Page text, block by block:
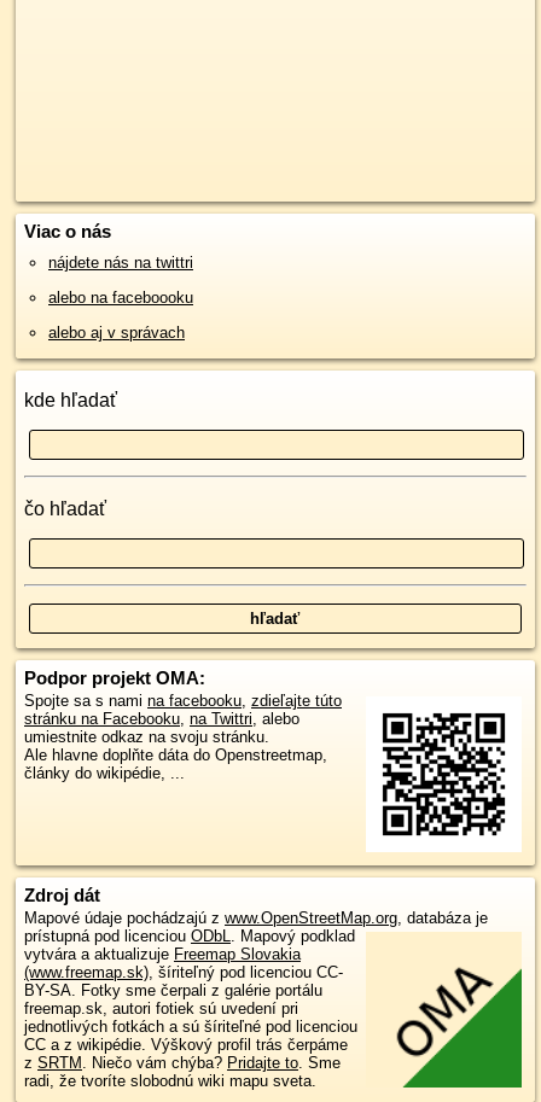
Viac o nás
nájdete nás na twittri
alebo na faceboooku
alebo aj v správach
kde hľadať
čo hľadať
Podpor projekt OMA:
Spojte sa s nami na facebooku zdieľajte túto
stránku na Facebooku na Twittri , alebo
umiestnite odkaz na svoju stránku.
Ale hlavne doplňte dáta do Openstreetmap,
články do wikipédie, ...
Zdroj dát
Mapové údaje pochádzajú z www.OpenStreetMap.org, databáza je
prístupná pod licenciou ODbL. Mapový podklad
vytvára a aktualizuje Freemap Slovakia
(www.freemap.sk), šíriteľný pod licenciou CC-
BY-SA. Fotky sme čerpali z galérie portálu
freemap.sk, autori fotiek sú uvedení pri
jednotlivých fotkách a sú šíriteľné pod licenciou
CC a z wikipédie. Výškový profil trás čerpáme
z SRTM . Niečo vám chýba? Pridajte to. Sme
radi, že tvoríte slobodnú wiki mapu sveta.